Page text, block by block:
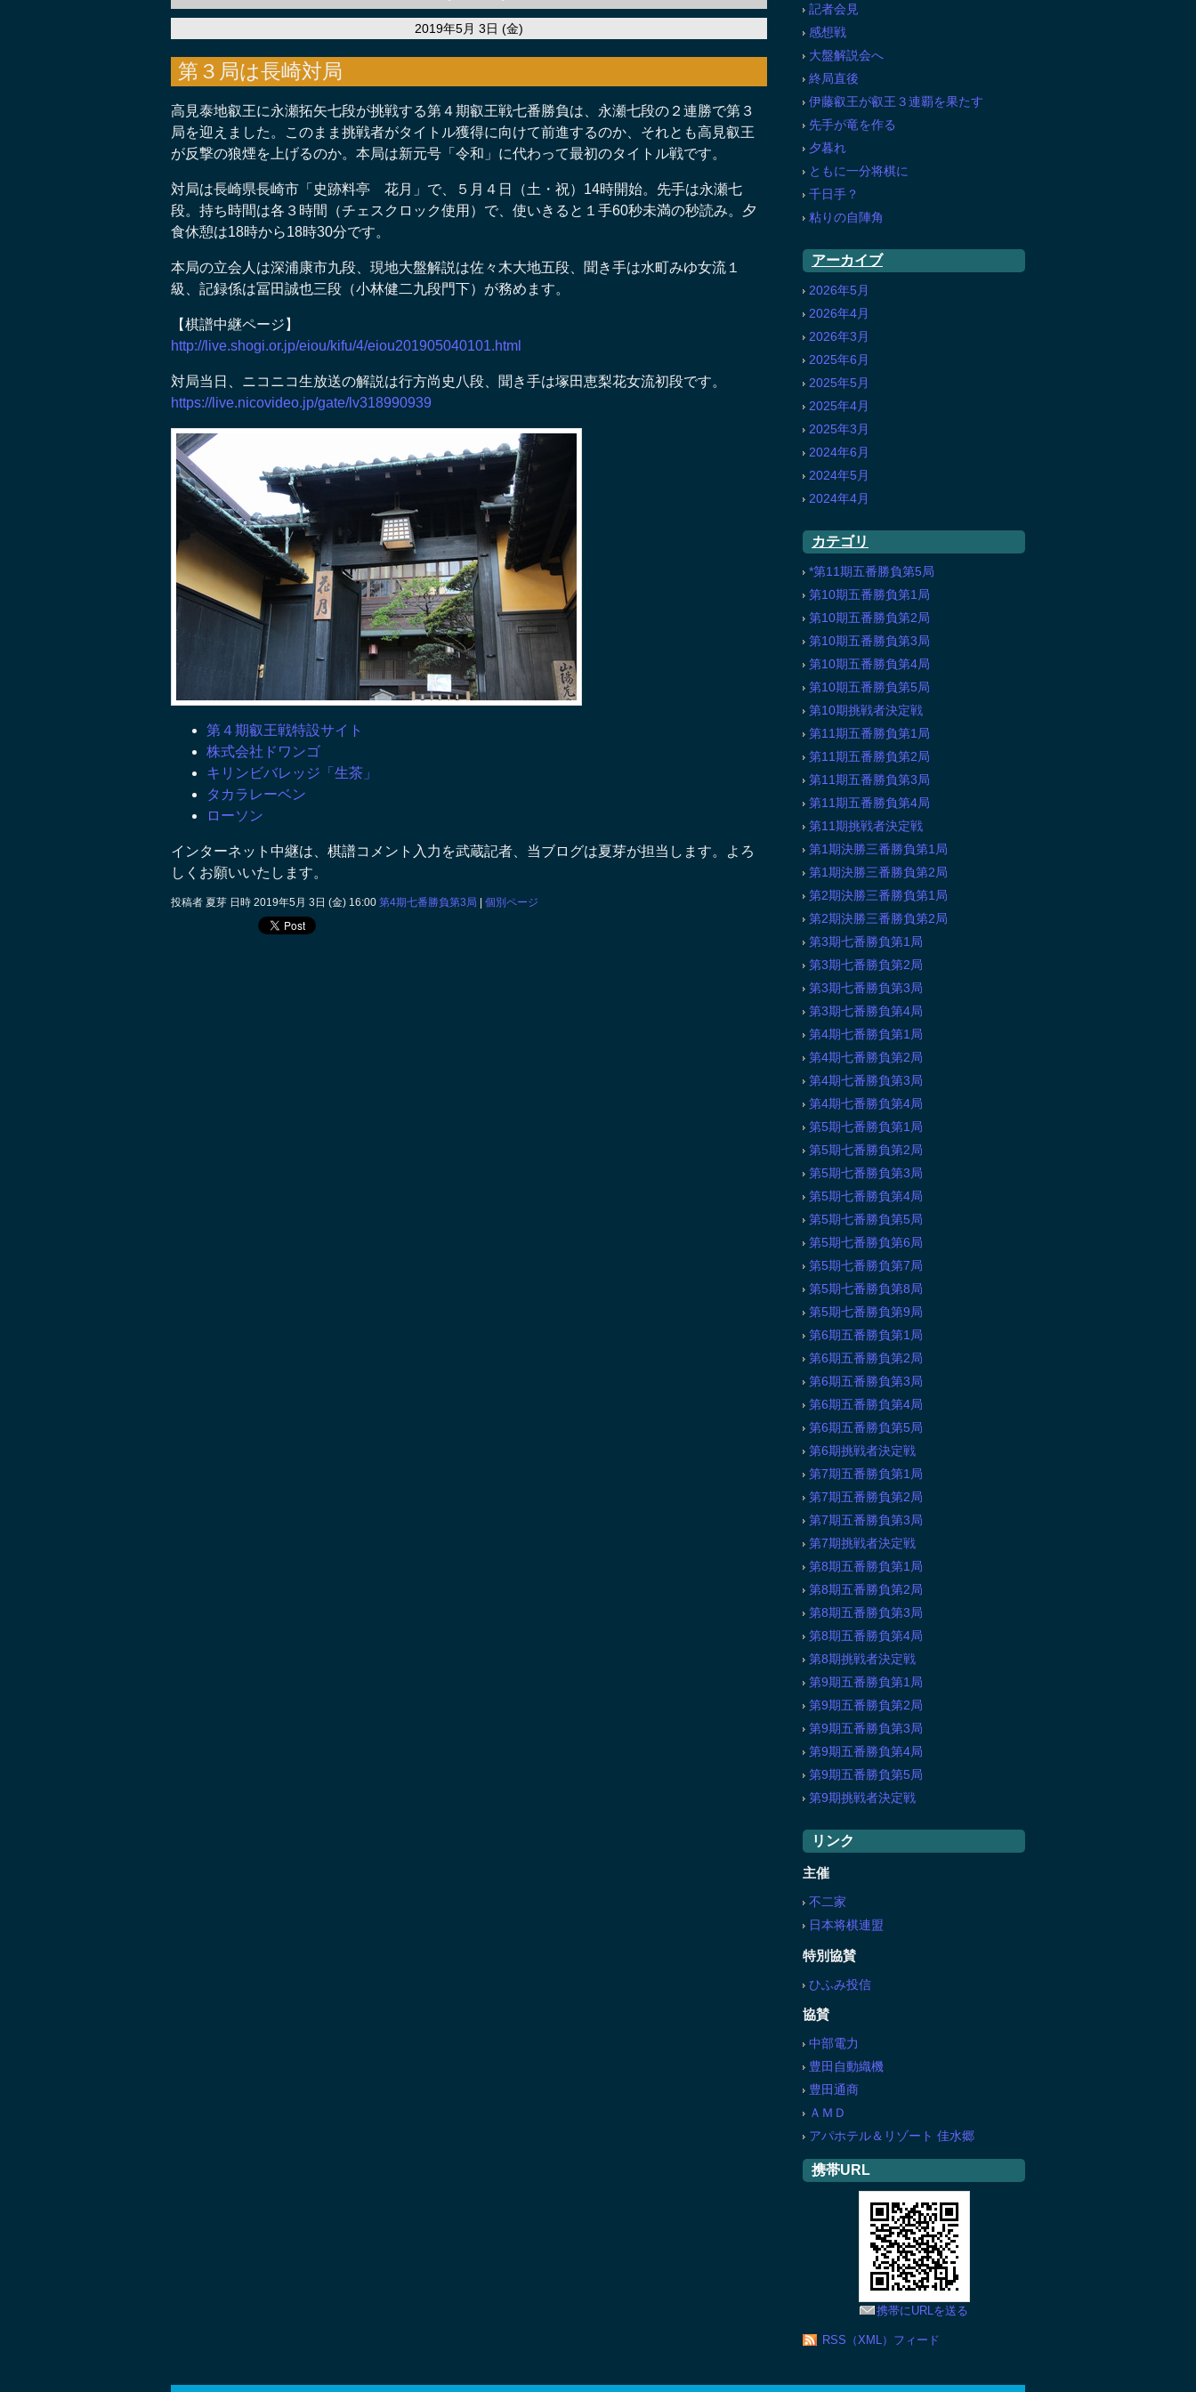
2019年5月 3日 (金)
第３局は長崎対局
高見泰地叡王に永瀬拓矢七段が挑戦する第４期叡王戦七番勝負は、永瀬七段の２連勝で第３
局を迎えました。このまま挑戦者がタイトル獲得に向けて前進するのか、それとも高見叡王
が反撃の狼煙を上げるのか。本局は新元号「令和」に代わって最初のタイトル戦です。
対局は長崎県長崎市「史跡料亭 花月」で、５月４日（土・祝）14時開始。先手は永瀬七
段。持ち時間は各３時間（チェスクロック使用）で、使いきると１手60秒未満の秒読み。夕
食休憩は18時から18時30分です。
本局の立会人は深浦康市九段、現地大盤解説は佐々木大地五段、聞き手は水町みゆ女流１
級、記録係は冨田誠也三段（小林健二九段門下）が務めます。
【棋譜中継ページ】
http://live.shogi.or.jp/eiou/kifu/4/eiou201905040101.html
対局当日、ニコニコ生放送の解説は行方尚史八段、聞き手は塚田恵梨花女流初段です。
https://live.nicovideo.jp/gate/lv318990939
第４期叡王戦特設サイト
株式会社ドワンゴ
キリンビバレッジ「生茶」
タカラレーベン
ローソン
インターネット中継は、棋譜コメント入力を武蔵記者、当ブログは夏芽が担当します。よろ
しくお願いいたします。
投稿者 夏芽 日時 2019年5月 3日 (金) 16:00 第4期七番勝負第3局 個別ページ
記者会見
感想戦
大盤解説会へ
終局直後
伊藤叡王が叡王３連覇を果たす
先手が竜を作る
夕暮れ
ともに一分将棋に
千日手？
粘りの自陣角
アーカイブ
2026年5月
2026年4月
2026年3月
2025年6月
2025年5月
2025年4月
2025年3月
2024年6月
2024年5月
2024年4月
カテゴリ
*第11期五番勝負第5局
第10期五番勝負第1局
第10期五番勝負第2局
第10期五番勝負第3局
第10期五番勝負第4局
第10期五番勝負第5局
第10期挑戦者決定戦
第11期五番勝負第1局
第11期五番勝負第2局
第11期五番勝負第3局
第11期五番勝負第4局
第11期挑戦者決定戦
第1期決勝三番勝負第1局
第1期決勝三番勝負第2局
第2期決勝三番勝負第1局
第2期決勝三番勝負第2局
第3期七番勝負第1局
第3期七番勝負第2局
第3期七番勝負第3局
第3期七番勝負第4局
第4期七番勝負第1局
第4期七番勝負第2局
第4期七番勝負第3局
第4期七番勝負第4局
第5期七番勝負第1局
第5期七番勝負第2局
第5期七番勝負第3局
第5期七番勝負第4局
第5期七番勝負第5局
第5期七番勝負第6局
第5期七番勝負第7局
第5期七番勝負第8局
第5期七番勝負第9局
第6期五番勝負第1局
第6期五番勝負第2局
第6期五番勝負第3局
第6期五番勝負第4局
第6期五番勝負第5局
第6期挑戦者決定戦
第7期五番勝負第1局
第7期五番勝負第2局
第7期五番勝負第3局
第7期挑戦者決定戦
第8期五番勝負第1局
第8期五番勝負第2局
第8期五番勝負第3局
第8期五番勝負第4局
第8期挑戦者決定戦
第9期五番勝負第1局
第9期五番勝負第2局
第9期五番勝負第3局
第9期五番勝負第4局
第9期五番勝負第5局
第9期挑戦者決定戦
リンク
主催
不二家
日本将棋連盟
特別協賛
ひふみ投信
協賛
中部電力
豊田自動織機
豊田通商
ＡＭＤ
アパホテル＆リゾート 佳水郷
携帯URL
携帯にURLを送る
RSS（XML）フィード